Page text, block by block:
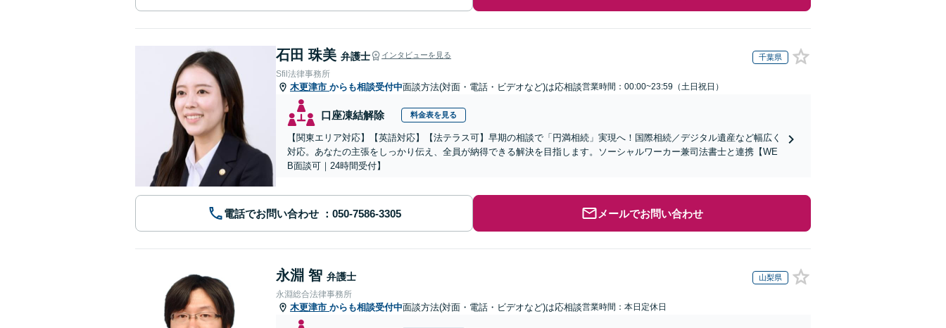
石田 珠美 弁護士 インタビューを見る 千葉県
Sfil法律事務所
木更津市 からも相談受付中面談方法(対面・電話・ビデオなど)は応相談営業時間：00:00~23:59（土日祝日）
口座凍結解除 料金表を見る
【関東エリア対応】【英語対応】【法テラス可】早期の相談で「円満相続」実現へ！国際相続／デジタル遺産など幅広く
対応。あなたの主張をしっかり伝え、全員が納得できる解決を目指します。ソーシャルワーカー兼司法書士と連携【WE
B面談可｜24時間受付】
電話でお問い合わせ メールでお問い合わせ
永淵 智 弁護士 山梨県
永淵総合法律事務所
木更津市 からも相談受付中面談方法(対面・電話・ビデオなど)は応相談営業時間：本日定休日